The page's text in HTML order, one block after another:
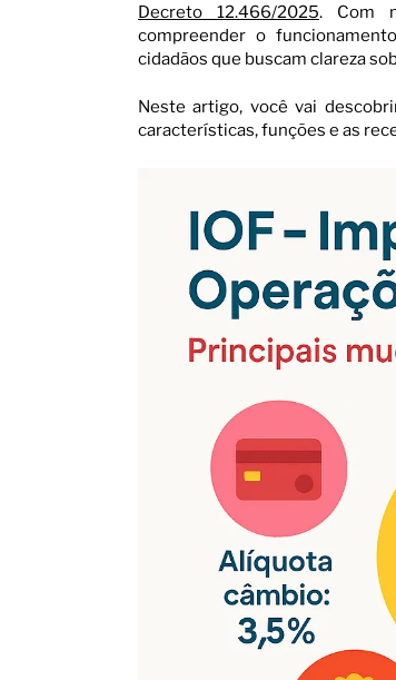
Decreto 12.466/2025. Com
compreender o
cidadãos que buscam clareza
Neste artigo, você vai
características, funções e as